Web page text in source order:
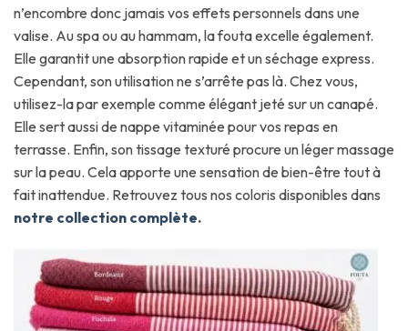
n’encombre donc jamais vos effets personnels dans une
valise. Au spa ou au hammam, la fouta excelle également.
Elle garantit une absorption rapide et un séchage express.
Cependant, son utilisation ne s’arrête pas là. Chez vous,
utilisez-la par exemple comme élégant jeté sur un canapé.
Elle sert aussi de nappe vitaminée pour vos repas en
terrasse. Enfin, son tissage texturé procure un léger massage
sur la peau. Cela apporte une sensation de bien-être tout à
fait inattendue. Retrouvez tous nos coloris disponibles dans
notre collection complète.